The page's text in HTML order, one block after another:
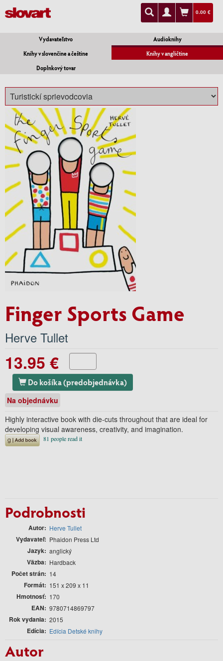
0.00 €
Vydavateľstvo
Audioknihy
Knihy v slovenčine a češtine
Knihy v angličtine
Doplnkový tovar
Finger Sports Game
Herve Tullet
13.95 €
Do košíka (predobjednávka)
Na objednávku
Highly interactive book with die-cuts throughout that are ideal for
developing visual awareness, creativity, and imagination.
Podrobnosti
Autor Herve Tullet
Vydavateľ Phaidon Press Ltd
Jazyk anglický
Väzba Hardback
Počet strán 14
Formát 151 x 209 x 11
Hmotnosť 170
EAN 9780714869797
Rok vydania 2015
Edícia Edícia Detské knihy
Autor